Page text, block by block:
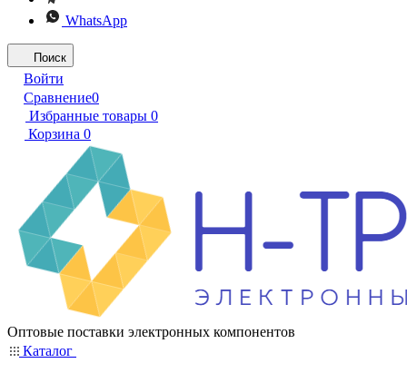
WhatsApp
Поиск
Войти
Сравнение0
Избранные товары 0
Корзина 0
Оптовые поставки электронных компонентов
Каталог